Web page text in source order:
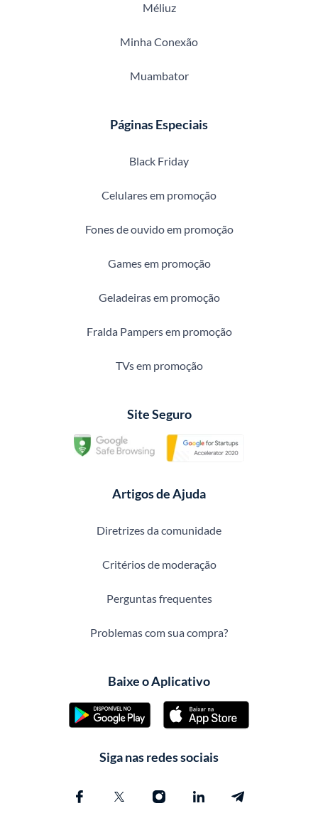
Méliuz
Minha Conexão
Muambator
Páginas Especiais
Black Friday
Celulares em promoção
Fones de ouvido em promoção
Games em promoção
Geladeiras em promoção
Fralda Pampers em promoção
TVs em promoção
Site Seguro
Artigos de Ajuda
Diretrizes da comunidade
Critérios de moderação
Perguntas frequentes
Problemas com sua compra?
Baixe o Aplicativo
Siga nas redes sociais